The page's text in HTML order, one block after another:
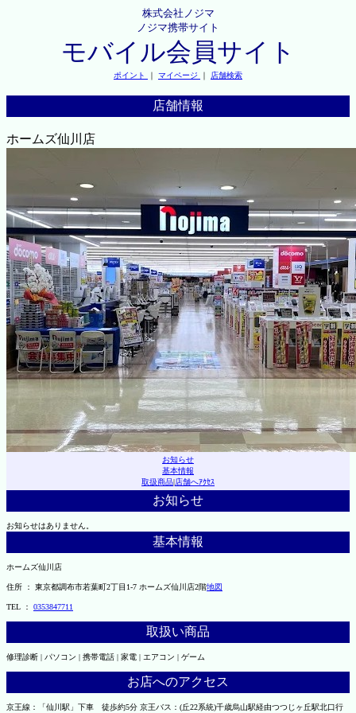
株式会社ノジマ
ノジマ携帯サイト
モバイル会員サイト
ポイント ｜ マイページ ｜ 店舗検索
店舗情報
ホームズ仙川店
お知らせ
基本情報
取扱商品|店舗へｱｸｾｽ
お知らせ
お知らせはありません。
基本情報
ホームズ仙川店
住所 ： 東京都調布市若葉町2丁目1-7 ホームズ仙川店2階地図
TEL ： 0353847711
取扱い商品
修理診断 | パソコン | 携帯電話 | 家電 | エアコン | ゲーム
お店へのアクセス
京王線：「仙川駅」下車 徒歩約5分 京王バス：(丘22系統)千歳烏山駅経由つつじヶ丘駅北口行